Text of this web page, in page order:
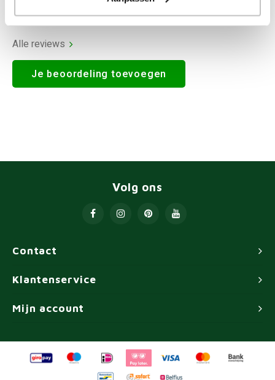
Alle reviews
Je beoordeling toevoegen
Contact
Volg ons
Klantenservice
Mijn account